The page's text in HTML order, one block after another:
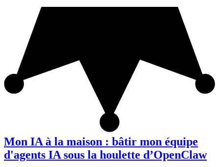
Mon IA à la maison : bâtir mon équipe
d'agents IA sous la houlette d’OpenClaw